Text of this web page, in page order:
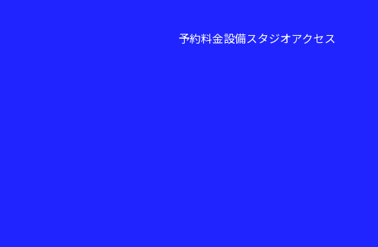
予約料金設備スタジオアクセス